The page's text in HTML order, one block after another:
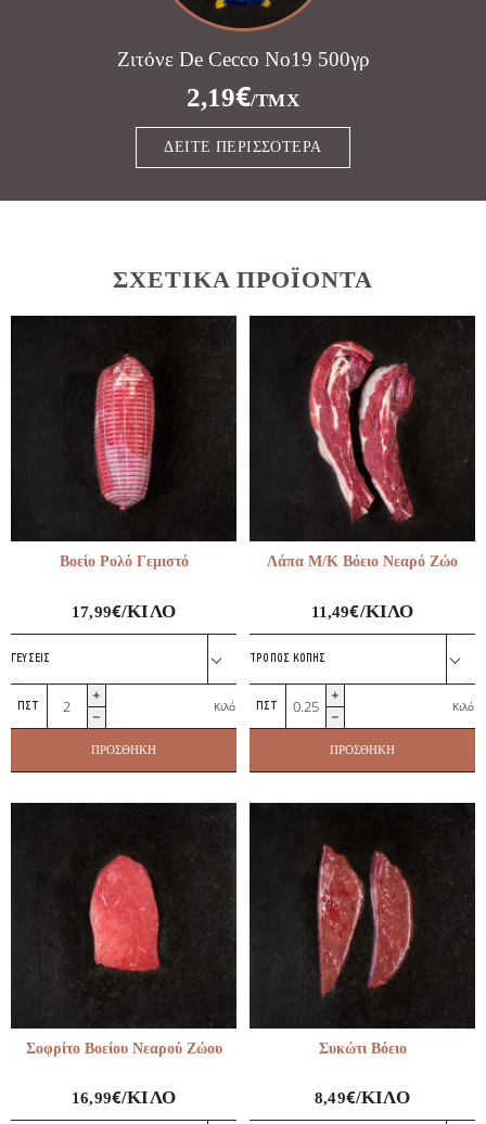
Ζιτόνε De Cecco Νο19 500γρ
2,19€/ΤΜΧ
ΔΕΊΤΕ ΠΕΡΙΣΣΌΤΕΡΑ
ΣΧΕΤΙΚΆ ΠΡΟΪΌΝΤΑ
Βοείο Ρολό Γεμιστό
17,99€/ΚΙΛΌ
ΓΕΎΣΕΙΣ
Βοείο
Γεμιστό
ποσότητα
Κιλό
ΠΡΟΣΘΉΚΗ
Λάπα Μ/Κ Βόειο Νεαρό Ζώο
11,49€/ΚΙΛΌ
ΤΡΌΠΟΣ ΚΟΠΉΣ
Λάπα
Βόειο
ποσότητα
Κιλό
ΠΡΟΣΘΉΚΗ
Σοφρίτο Βοείου Νεαρού Ζώου
16,99€/ΚΙΛΌ
Συκώτι Βόειο
8,49€/ΚΙΛΌ